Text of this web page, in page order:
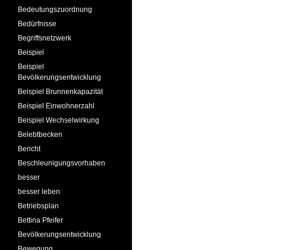
Bedeutungszuordnung
Bedürfnisse
Begriffsnetzwerk
Beispiel
Beispiel
Bevölkerungsentwicklung
Beispiel Brunnenkapazität
Beispiel Einwohnerzahl
Beispiel Wechselwirkung
Belebtbecken
Bericht
Beschleunigungsvorhaben
besser
besser leben
Betriebsplan
Bettina Pfeifer
Bevölkerungsentwicklung